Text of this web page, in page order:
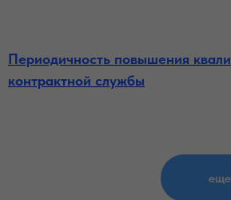
Периодичность повышения
контрактной службы